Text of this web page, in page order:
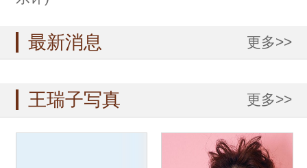
最新消息 更多>>
王瑞子写真 更多>>